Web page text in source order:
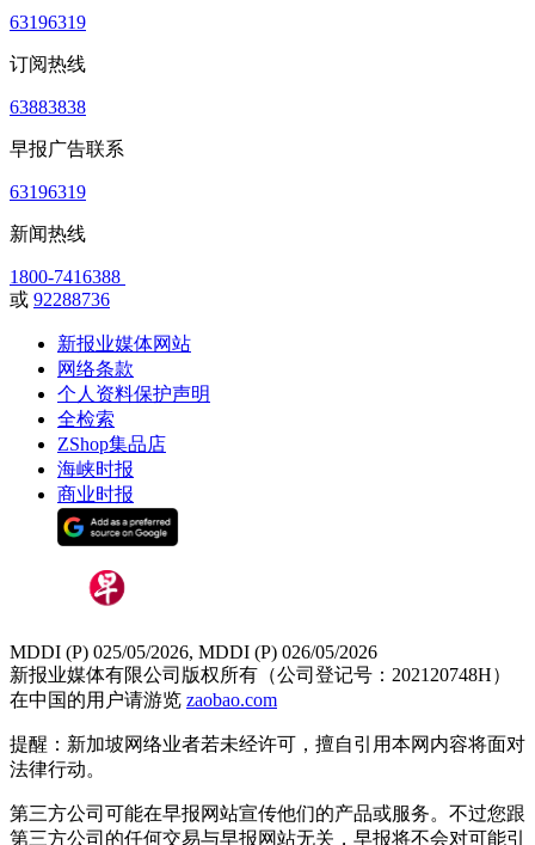
63196319
订阅热线
63883838
早报广告联系
63196319
新闻热线
1800-7416388
或 92288736
新报业媒体网站
网络条款
个人资料保护声明
全检索
ZShop集品店
海峡时报
商业时报
MDDI (P) 025/05/2026, MDDI (P) 026/05/2026
新报业媒体有限公司版权所有（公司登记号：202120748H）
在中国的用户请游览 zaobao.com
提醒：新加坡网络业者若未经许可，擅自引用本网内容将面对
法律行动。
第三方公司可能在早报网站宣传他们的产品或服务。不过您跟
第三方公司的任何交易与早报网站无关，早报将不会对可能引